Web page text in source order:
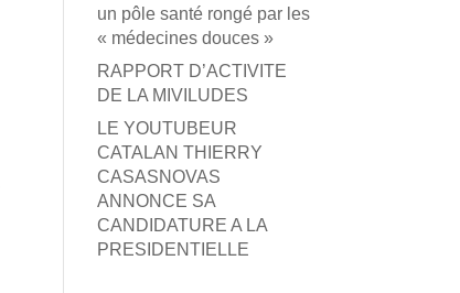
un pôle santé rongé par les
« médecines douces »
RAPPORT D’ACTIVITE
DE LA MIVILUDES
LE YOUTUBEUR
CATALAN THIERRY
CASASNOVAS
ANNONCE SA
CANDIDATURE A LA
PRESIDENTIELLE